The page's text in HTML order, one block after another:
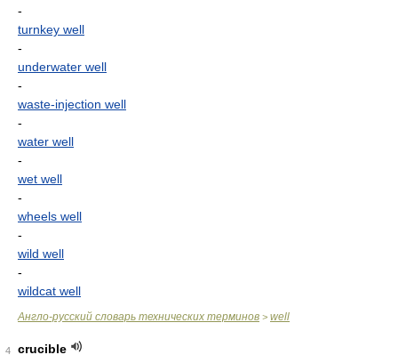
-
turnkey well
-
underwater well
-
waste-injection well
-
water well
-
wet well
-
wheels well
-
wild well
-
wildcat well
Англо-русский словарь технических терминов > well
4
crucible